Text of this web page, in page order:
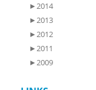
►2014
►2013
►2012
►2011
►2009